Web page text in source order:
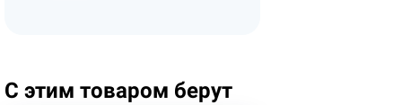
С этим товаром берут